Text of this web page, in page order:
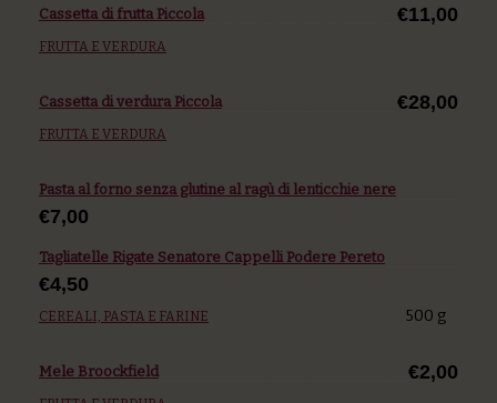
Cassetta di frutta Piccola €11,00
FRUTTA E VERDURA
Cassetta di verdura Piccola €28,00
FRUTTA E VERDURA
Pasta al forno senza glutine al ragù di lenticchie nere
€7,00
Tagliatelle Rigate Senatore Cappelli Podere Pereto
€4,50
500 g
CEREALI, PASTA E FARINE
Mele Broockfield €2,00